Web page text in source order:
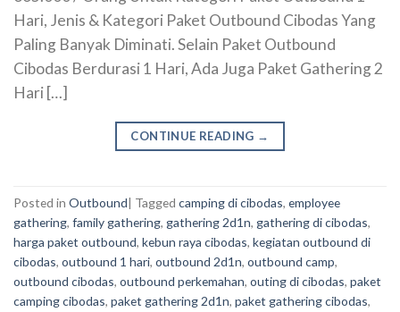
Hari, Jenis & Kategori Paket Outbound Cibodas Yang
Paling Banyak Diminati. Selain Paket Outbound
Cibodas Berdurasi 1 Hari, Ada Juga Paket Gathering 2
Hari […]
CONTINUE READING →
Posted in Outbound| Tagged camping di cibodas, employee
gathering, family gathering, gathering 2d1n, gathering di cibodas,
harga paket outbound, kebun raya cibodas, kegiatan outbound di
cibodas, outbound 1 hari, outbound 2d1n, outbound camp,
outbound cibodas, outbound perkemahan, outing di cibodas, paket
camping cibodas, paket gathering 2d1n, paket gathering cibodas,